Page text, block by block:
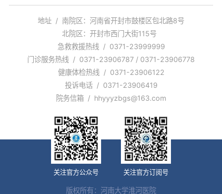
地址 / 南院区：河南省开封市鼓楼区包北路8号
北院区：开封市西门大街115号
急救救援热线 / 0371-23999999
门诊服务热线 / 0371-23906787 / 0371-23906778
健康体检热线 / 0371-23906122
投诉电话 / 0371-23906419
院务信箱 / hhyyyzbgs@163.com
关注官方公众号 关注官方订阅号
版权所有：河南大学淮河医院